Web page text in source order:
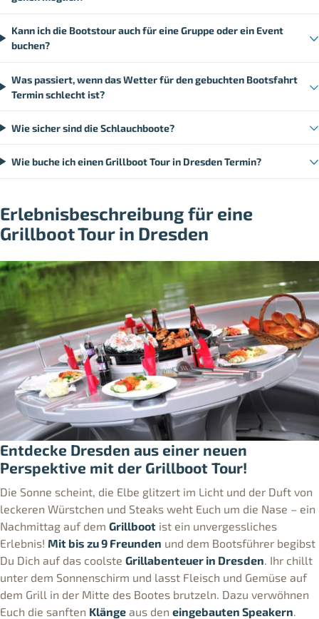
Kann ich die Bootstour auch für eine Gruppe oder ein Event
buchen?
Was passiert, wenn das Wetter für den gebuchten Bootsfahrt
Termin schlecht ist?
Wie sicher sind die Schlauchboote?
Wie buche ich einen Grillboot Tour in Dresden Termin?
Erlebnisbeschreibung für eine
Grillboot Tour in Dresden
Entdecke Dresden aus einer neuen
Perspektive mit der Grillboot Tour!
Die Sonne scheint, die Elbe glitzert im Licht und der Duft von
leckeren Würstchen und Steaks weht Euch um die Nase – ein
Nachmittag auf dem Grillboot ist ein unvergessliches
Erlebnis! Mit bis zu 9 Freunden und dem Bootsführer begibst
Du Dich auf das coolste Grillabenteuer in Dresden. Ihr chillt
unter dem Sonnenschirm und lasst Fleisch und Gemüse auf
dem Grill in der Mitte des Bootes brutzeln. Dazu verwöhnen
Euch die sanften Klänge aus den eingebauten Speakern.